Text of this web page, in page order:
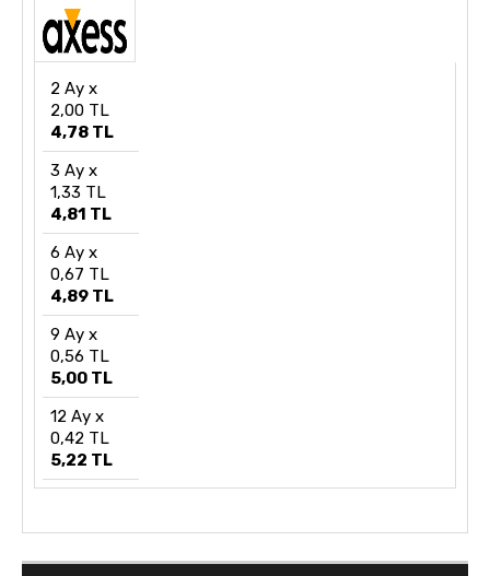
2 Ay x
2,00 TL
4,78 TL
3 Ay x
1,33 TL
4,81 TL
6 Ay x
0,67 TL
4,89 TL
9 Ay x
0,56 TL
5,00 TL
12 Ay x
0,42 TL
5,22 TL